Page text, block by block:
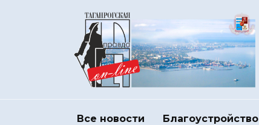
Все новости Благоустройство